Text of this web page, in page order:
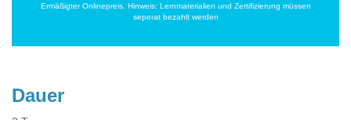
Ermäßigter Onlinepreis. Hinweis: Lernmaterialien und Zertifizierung müssen
seperat bezahlt werden
Dauer